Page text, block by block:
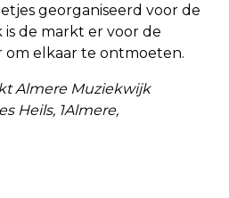
georganiseerd voor de
de markt er voor de
om elkaar te ontmoeten.
Almere Muziekwijk
Heils, 1Almere,